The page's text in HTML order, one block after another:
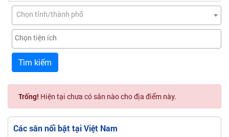
Chọn tỉnh/thành phố
Tìm kiếm
Trống! Hiện tại chưa có sân nào cho địa điểm này.
Các sân nổi bật tại Việt Nam